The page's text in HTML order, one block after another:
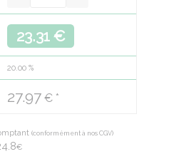
23.31 €
20.00 %
27.97 € *
(conformément à nos CGV)
€